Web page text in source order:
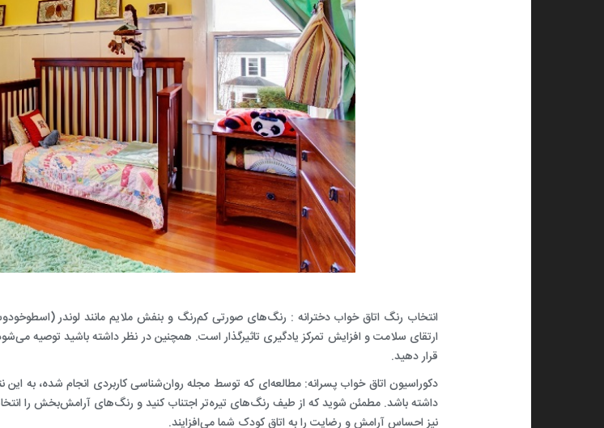
انتخاب رنگ اتاق خواب دخترانه : رنگ‌های صورتی کم‌رنگ و بنفش ملایم‌ مانند لوندر
قرار دهید.
دکوراسیون اتاق خواب پسرانه:مطالعه‌ای که توسط مجله‌ روان‌شناسی کاربردی انجام شده، به
داشته باشد. مطمئن شوید که از طیف رنگ‌های تیره‌تر اجتناب کنید و رنگ‌های آرامش‌بخش را
نیز احساس آرامش و رضایت را به اتاق کودک شما می‌افزایند.